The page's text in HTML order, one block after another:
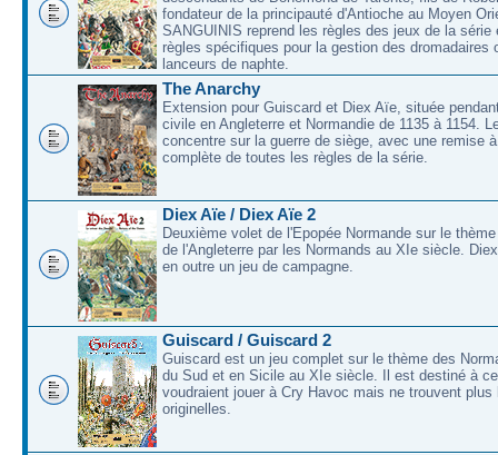
fondateur de la principauté d'Antioche au Moyen
SANGUINIS reprend les règles des jeux de la série
règles spécifiques pour la gestion des dromadaires
lanceurs de naphte.
The Anarchy
Extension pour Guiscard et Diex Aïe, située
civile en Angleterre et Normandie de 1135 à 1154.
concentre sur la guerre de siège, avec une remise
complète de toutes les règles de la série.
Diex Aïe / Diex Aïe 2
Deuxième volet de l'Epopée Normande sur le
de l'Angleterre par les Normands au XIe siècle.
en outre un jeu de campagne.
Guiscard / Guiscard 2
Guiscard est un jeu complet sur le thème des
du Sud et en Sicile au XIe siècle. Il est destiné à
voudraient jouer à Cry Havoc mais ne trouvent
originelles.